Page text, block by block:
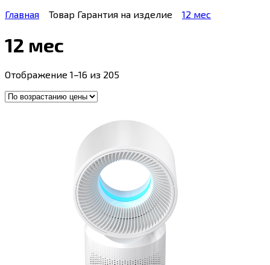
Главная
Товар Гарантия на изделие 12 мес
12 мес
Отображение 1–16 из 205